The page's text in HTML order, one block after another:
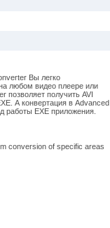
Вы легко
любом видео плеере или
позволяет получить AVI
А конвертация в Advanced
работы EXE приложения.
conversion of specific areas